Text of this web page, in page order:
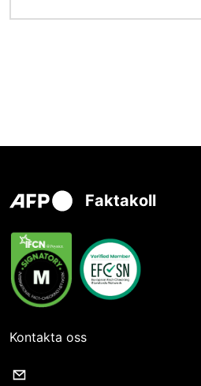
Faktakoll
Kontakta oss